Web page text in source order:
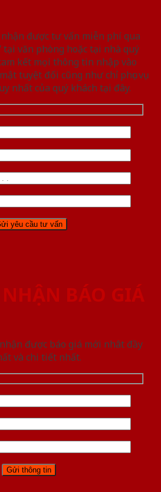
được tư vấn miễn phí qua
văn phòng hoặc tại nhà quý
kết mọi thông tin nhập vào
tuyệt đối cũng như chỉ phục vụ
nhất của quý khách tại đây.
BÁO GIÁ
được báo giá mới nhât đầy
và chi tiết nhất.